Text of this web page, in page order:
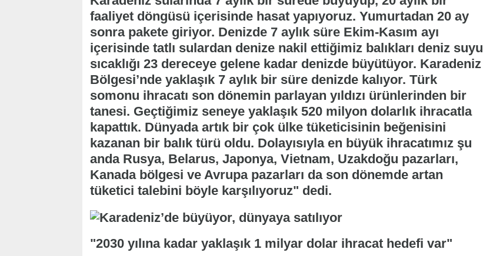
faaliyet döngüsü içerisinde hasat yapıyoruz. Yumurtadan 20 ay
sonra pakete giriyor. Denizde 7 aylık süre Ekim-Kasım ayı
içerisinde tatlı sulardan denize nakil ettiğimiz balıkları deniz suyu
sıcaklığı 23 dereceye gelene kadar denizde büyütüyor. Karadeniz
Bölgesi’nde yaklaşık 7 aylık bir süre denizde kalıyor. Türk
somonu ihracatı son dönemin parlayan yıldızı ürünlerinden bir
tanesi. Geçtiğimiz seneye yaklaşık 520 milyon dolarlık ihracatla
kapattık. Dünyada artık bir çok ülke tüketicisinin beğenisini
kazanan bir balık türü oldu. Dolayısıyla en büyük ihracatımız şu
anda Rusya, Belarus, Japonya, Vietnam, Uzakdoğu pazarları,
Kanada bölgesi ve Avrupa pazarları da son dönemde artan
tüketici talebini böyle karşılıyoruz" dedi.
"2030 yılına kadar yaklaşık 1 milyar dolar ihracat hedefi var"